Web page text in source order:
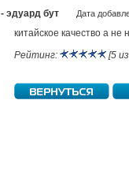
- эдуард бут Дата
китайское качество а не
Рейтинг:
[5